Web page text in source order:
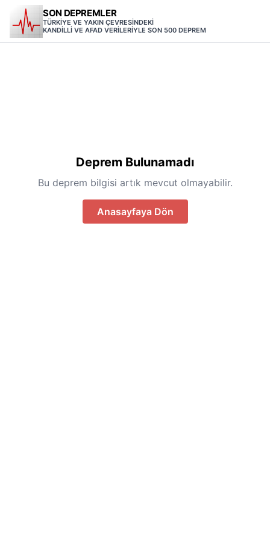
SON DEPREMLER
TÜRKİYE VE YAKIN ÇEVRESİNDEKİ
KANDİLLİ VE AFAD VERİLERİYLE SON 500 DEPREM
Deprem Bulunamadı
Bu deprem bilgisi artık mevcut olmayabilir.
Anasayfaya Dön